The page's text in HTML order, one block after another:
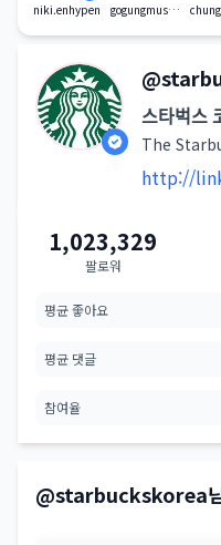
niki.enhypen gogungmuseum
스타벅스
스타벅스
The
http://
starbuckskorea 계정 요
1,023,329
팔로워
평균 좋아요
평균 댓글
참여율
@starbuckskorea